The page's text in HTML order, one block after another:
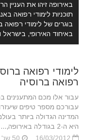
באירופה זיהו את העניין
תוכניות לימודי רפואה
בוגרים של לימודי
באיחוד האירופי,
לימודי רפואה
רפואה ברוסיה
עבור אלו מכם המתענינים
עבורכם מספר טיפים
המדינה הגדולה ביותר
היא ה-2 בגודלה באירופה,...